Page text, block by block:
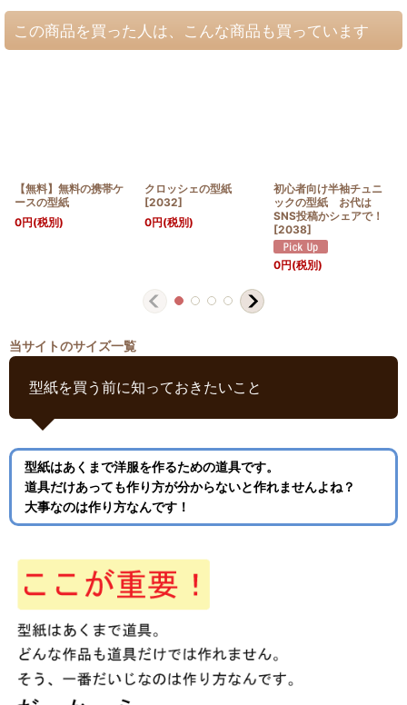
この商品を買った人は、こんな商品も買っています
【無料】無料の携帯ケ
ースの型紙
0円(税別)
クロッシェの型紙
[2032]
0円(税別)
初心者向け半袖チュニ
ックの型紙 お代は
SNS投稿かシェアで！
[2038]
0円(税別)
当サイトのサイズ一覧
型紙を買う前に知っておきたいこと
型紙はあくまで洋服を作るための道具です。
道具だけあっても作り方が分からないと作れませんよね？
大事なのは作り方なんです！